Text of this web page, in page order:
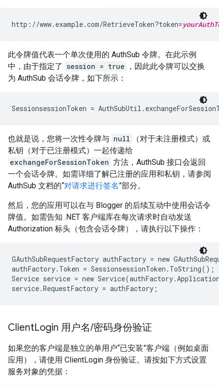
http://www.example.com/RetrieveToken?token=
此令牌值代表一个单次使用的 AuthSub 令牌。在此示例
中，由于指定了 session = true
，因此此令牌可以交换
为 AuthSub 会话令牌，如下所示：
也就是说，您将一次性令牌与 null
（对于未注册模式）或
私钥（对于已注册模式）一起传递给
exchangeForSessionToken 方法，AuthSub 接口会返回
一个会话令牌。如需详细了解已注册的应用和私钥，请参阅
AuthSub 文档的“对请求进行签名”部分。
然后，您的应用可以在与 Blogger 的后续互动中使用会话令
牌值。如需告知 .NET 客户端库在每次请求时自动发送
Authorization 标头（包含会话令牌），请执行以下操作：
GAuthSubRequestFactory authFactory = new
authFactory.Token = SessionsessionToken.ToString();
Service service = new
ClientLogin 用户名/密码身份验证
如果您的客户端是独立的单用户“已安装”客户端（例如桌面
应用），请使用 ClientLogin 身份验证。请按如下方式设置
服务对象的凭据：